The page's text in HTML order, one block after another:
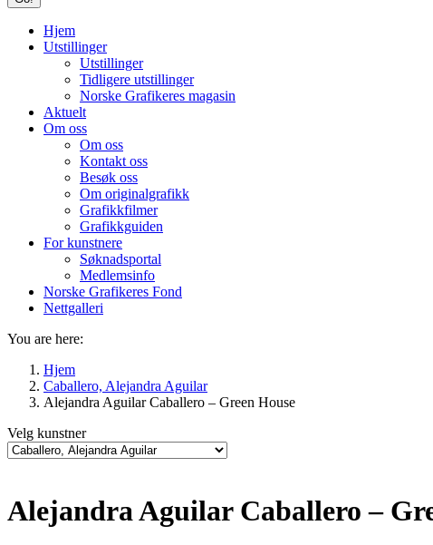
Hjem
Utstillinger
Utstillinger
Tidligere utstillinger
Norske Grafikeres magasin
Aktuelt
Om oss
Om oss
Kontakt oss
Besøk oss
Om originalgrafikk
Grafikkfilmer
Grafikkguiden
For kunstnere
Søknadsportal
Medlemsinfo
Norske Grafikeres Fond
Nettgalleri
You are here:
Hjem
Caballero, Alejandra Aguilar
Alejandra Aguilar Caballero – Green House
Velg kunstner
Alejandra Aguilar Caballero –